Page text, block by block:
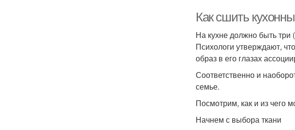
Как сшить
На кухне должно быть три
Психологи утверждают,
образ в его глазах
Соответственно и
семье.
Посмотрим, как и из чего
Начнем с выбора ткани